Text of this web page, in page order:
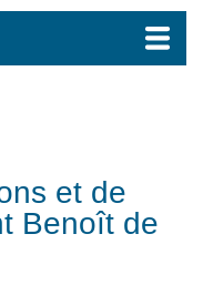
et de
Benoît de